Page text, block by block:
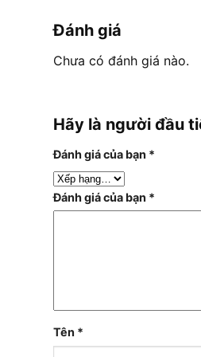
Đánh giá
Chưa có đánh giá nào.
Hãy là người đầu
Đánh giá của bạn *
Đánh giá của bạn *
Tên *